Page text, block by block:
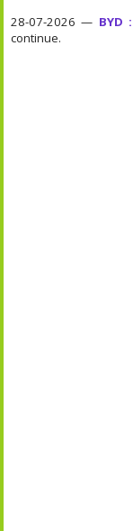
28-07-2026 — BYD
continue.